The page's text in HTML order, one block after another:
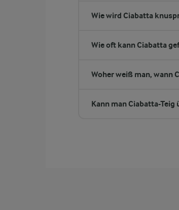
Wie wird Ciabatta
Wie oft kann Ciabatta
Woher weiß man, wann
Kann man Ciabatta-Teig